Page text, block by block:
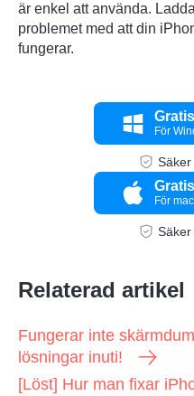
är enkel att använda.
problemet med att din
fungerar.
För
För
Relaterad artikel
Fungerar inte
lösningar inuti!
[Löst] Hur man fixar